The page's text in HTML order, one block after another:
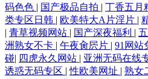
码色色 | 国产极品自拍 | 丁香五月
类专区日韩 | 欧美特大A片淫片 |
| 青草视频网站 | 国产深夜福利 |
洲熟女不卡 | 午夜肏屄片 | 91网站
碰| 四虎永久网站 | 亚洲无码在线
诱惑无码专区 |性欧美网址 | 熟女